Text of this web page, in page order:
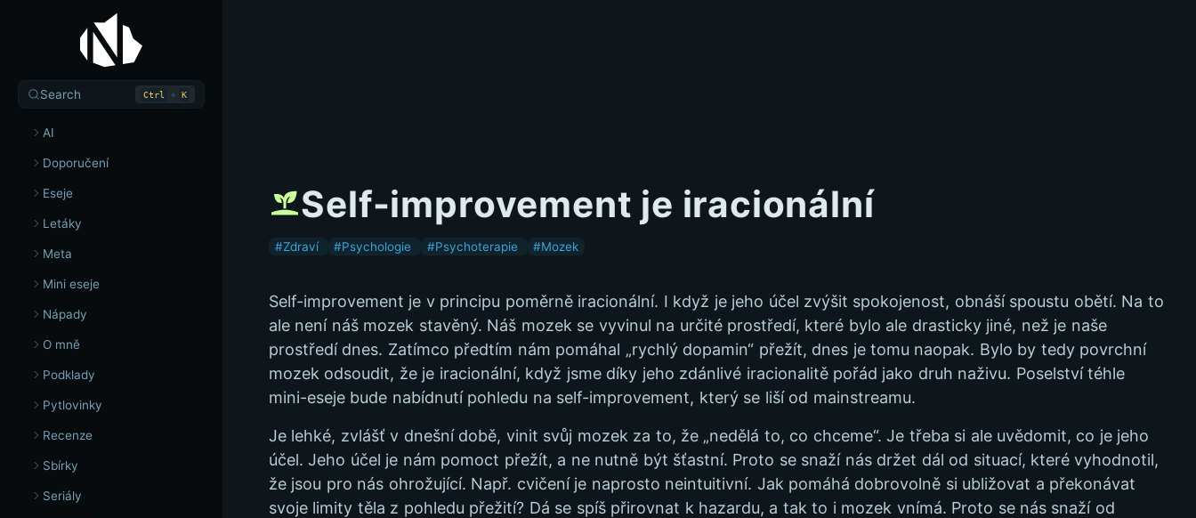
Search Ctrl + K
AI
Doporučení
Eseje
Letáky
Meta
Mini eseje
Nápady
O mně
Podklady
Pytlovinky
Recenze
Sbírky
Seriály
Self-improvement je iracionální
#Zdraví #Psychologie #Psychoterapie #Mozek
Self-improvement je v principu poměrně iracionální. I když je jeho účel zvýšit spokojenost, obnáší spoustu obětí. Na to
ale není náš mozek stavěný. Náš mozek se vyvinul na určité prostředí, které bylo ale drasticky jiné, než je naše
prostředí dnes. Zatímco předtím nám pomáhal „rychlý dopamin“ přežít, dnes je tomu naopak. Bylo by tedy povrchní
mozek odsoudit, že je iracionální, když jsme díky jeho zdánlivé iracionalitě pořád jako druh naživu. Poselství téhle
mini-eseje bude nabídnutí pohledu na self-improvement, který se liší od mainstreamu.
Je lehké, zvlášť v dnešní době, vinit svůj mozek za to, že „nedělá to, co chceme“. Je třeba si ale uvědomit, co je jeho
účel. Jeho účel je nám pomoct přežít, a ne nutně být šťastní. Proto se snaží nás držet dál od situací, které vyhodnotil,
že jsou pro nás ohrožující. Např. cvičení je naprosto neintuitivní. Jak pomáhá dobrovolně si ubližovat a překonávat
svoje limity těla z pohledu přežití? Dá se spíš přirovnat k hazardu, a tak to i mozek vnímá. Proto se nás snaží od